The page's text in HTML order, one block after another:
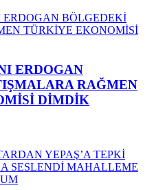
ERDOGAN
RAĞMEN
DİMDİK